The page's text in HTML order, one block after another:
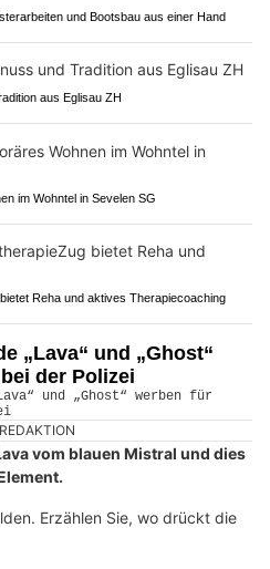
und Bootsbau aus einer Hand
aus Eglisau ZH
im Wohntel in Sevelen SG
Reha und aktives Therapiecoaching
„Lava“ und „Ghost“
der Polizei
vom blauen Mistral und dies
Erzählen Sie, wo drückt die